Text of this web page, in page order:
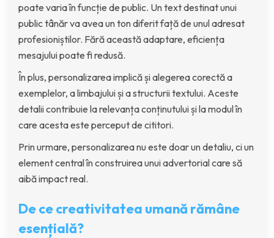
poate varia în funcție de public. Un text destinat unui
public tânăr va avea un ton diferit față de unul adresat
profesioniștilor. Fără această adaptare, eficiența
mesajului poate fi redusă.
În plus, personalizarea implică și alegerea corectă a
exemplelor, a limbajului și a structurii textului. Aceste
detalii contribuie la relevanța conținutului și la modul în
care acesta este perceput de cititori.
Prin urmare, personalizarea nu este doar un detaliu, ci un
element central în construirea unui advertorial care să
aibă impact real.
De ce creativitatea umană rămâne
esențială?